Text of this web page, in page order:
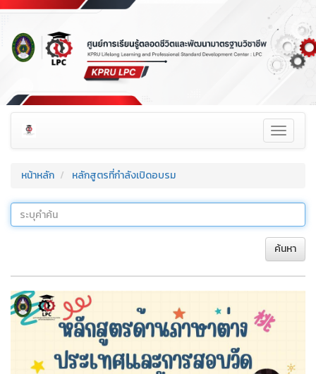
Toggle
หน้าหลัก
หลักสูตรที่กำลังเปิดอบรม
ค้นหา